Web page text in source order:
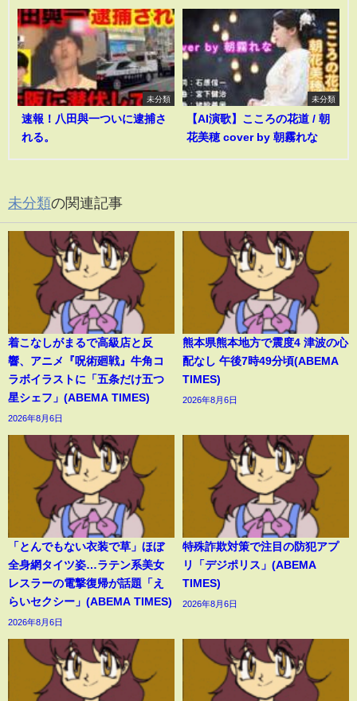
未分類
速報！八田與一ついに逮捕さ
れる。
未分類
【AI演歌】こころの花道 / 朝
花美穂 cover by 朝霧れな
未分類の関連記事
着こなしがまるで高級店と反
響、アニメ『呪術廻戦』牛角コ
ラボイラストに「五条だけ五つ
星シェフ」(ABEMA TIMES)
2026年8月6日
熊本県熊本地方で震度4 津波の心
配なし 午後7時49分頃(ABEMA
TIMES)
2026年8月6日
「とんでもない衣装で草」ほぼ
全身網タイツ姿…ラテン系美女
レスラーの電撃復帰が話題「え
らいセクシー」(ABEMA TIMES)
2026年8月6日
特殊詐欺対策で注目の防犯アプ
リ「デジポリス」(ABEMA
TIMES)
2026年8月6日